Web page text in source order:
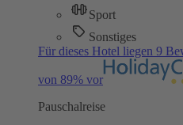
Sport
Sonstiges
Für dieses Hotel liegen 9
von 89% vor
Pauschalreise